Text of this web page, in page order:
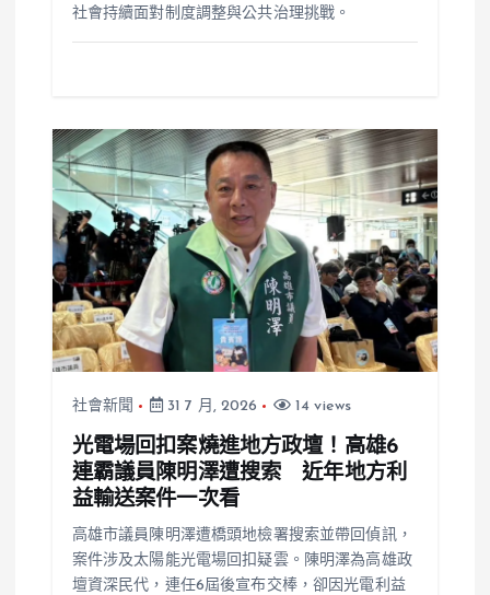
社會持續面對制度調整與公共治理挑戰。
社會新聞 31 7 月, 2026 14 views
光電場回扣案燒進地方政壇！高雄6
連霸議員陳明澤遭搜索 近年地方利
益輸送案件一次看
高雄市議員陳明澤遭橋頭地檢署搜索並帶回偵訊，
案件涉及太陽能光電場回扣疑雲。陳明澤為高雄政
壇資深民代，連任6屆後宣布交棒，卻因光電利益